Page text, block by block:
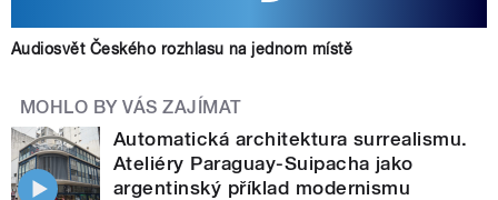
Audiosvět Českého rozhlasu na jednom místě
MOHLO BY VÁS ZAJÍMAT
Automatická architektura surrealismu.
Ateliéry Paraguay-Suipacha jako
argentinský příklad modernismu